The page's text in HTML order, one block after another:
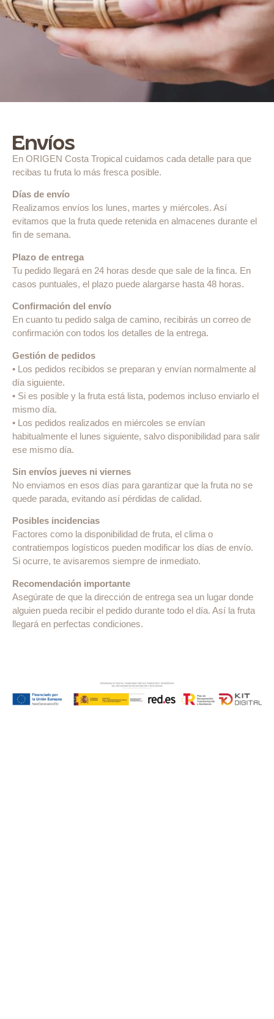
Envíos
En ORIGEN Costa Tropical cuidamos cada detalle para que
recibas tu fruta lo más fresca posible.
Días de envío
Realizamos envíos los lunes, martes y miércoles. Así
evitamos que la fruta quede retenida en almacenes durante el
fin de semana.
Plazo de entrega
Tu pedido llegará en 24 horas desde que sale de la finca. En
casos puntuales, el plazo puede alargarse hasta 48 horas.
Confirmación del envío
En cuanto tu pedido salga de camino, recibirás un correo de
confirmación con todos los detalles de la entrega.
Gestión de pedidos
• Los pedidos recibidos se preparan y envían normalmente al
día siguiente.
• Si es posible y la fruta está lista, podemos incluso enviarlo el
mismo día.
• Los pedidos realizados en miércoles se envían
habitualmente el lunes siguiente, salvo disponibilidad para salir
ese mismo día.
Sin envíos jueves ni viernes
No enviamos en esos días para garantizar que la fruta no se
quede parada, evitando así pérdidas de calidad.
Posibles incidencias
Factores como la disponibilidad de fruta, el clima o
contratiempos logísticos pueden modificar los días de envío.
Si ocurre, te avisaremos siempre de inmediato.
Recomendación importante
Asegúrate de que la dirección de entrega sea un lugar donde
alguien pueda recibir el pedido durante todo el día. Así la fruta
llegará en perfectas condiciones.